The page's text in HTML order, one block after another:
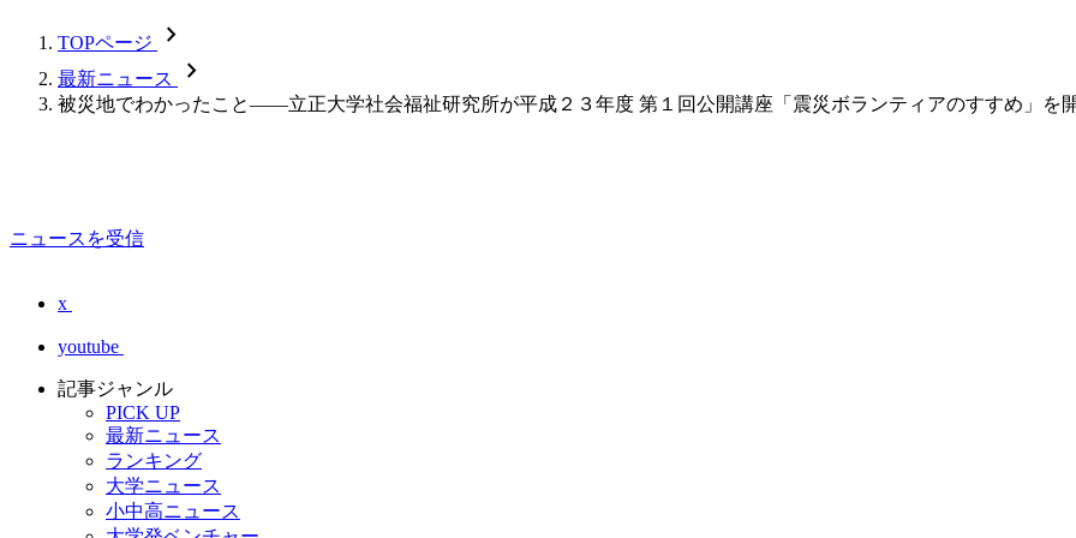
TOPページ chevron_forward
最新ニュース chevron_forward
被災地でわかったこと――立正大学社会福祉研究所が平成２３年度 第１回公開講座「震災ボランティアのすすめ」を
ニュースを受信
x
youtube
記事ジャンル
PICK UP
最新ニュース
ランキング
大学ニュース
小中高ニュース